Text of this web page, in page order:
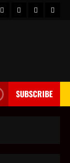
BusinessKesehatan
Sport
SUBSCRIBE